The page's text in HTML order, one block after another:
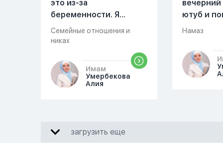
это из-за
беременности. Я
разбудила мужа и
рассказала ему, что со
происходит,он потом
обратно ложился спать
это было около
плохо. Он ответил: «Я
Семейные отношения и
никах
Имам
Умербекова
Алия
ютуб и
увидала
она
намаз
сначала
Намаз
загрузить еще